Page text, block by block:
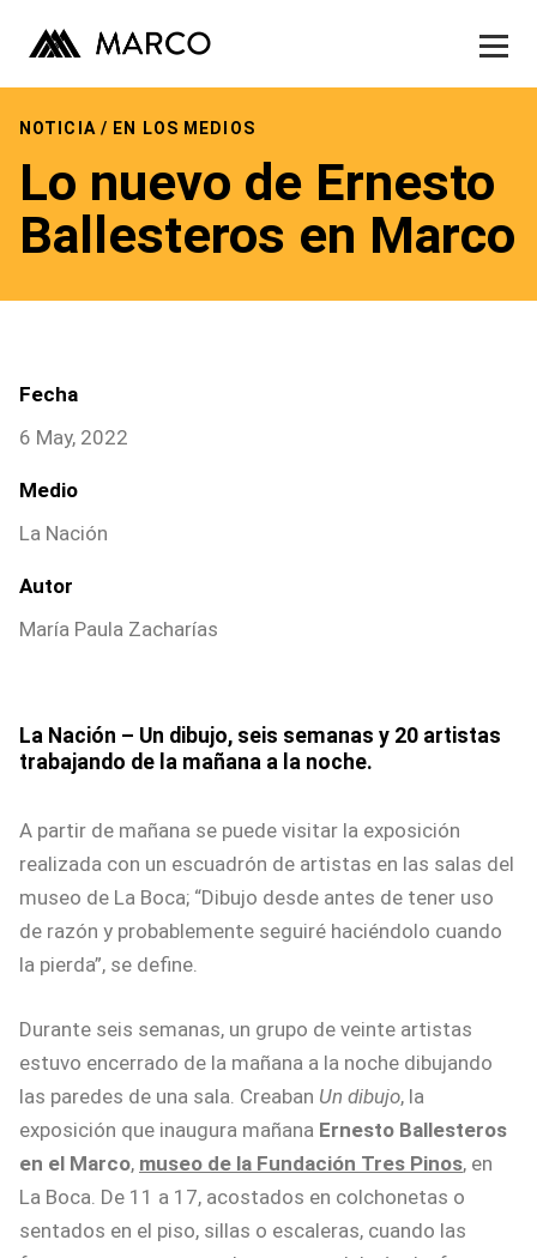
Skip
Museo
Actividades
Publicaciones
Contacto
NOTICIA / EN LOS MEDIOS
Lo nuevo de Ernesto
Ballesteros en Marco
Fecha
6 May, 2022
Medio
La Nación
Autor
María Paula Zacharías
La Nación – Un dibujo, seis semanas y 20 artistas
trabajando de la mañana a la noche.
A partir de mañana se puede visitar la exposición
realizada con un escuadrón de artistas en las salas del
museo de La Boca; “Dibujo desde antes de tener uso
de razón y probablemente seguiré haciéndolo cuando
la pierda”, se define.
Durante seis semanas, un grupo de veinte artistas
estuvo encerrado de la mañana a la noche dibujando
las paredes de una sala. Creaban Un dibujo, la
exposición que inaugura mañana Ernesto Ballesteros
en el Marco, museo de la Fundación Tres Pinos, en
La Boca. De 11 a 17, acostados en colchonetas o
sentados en el piso, sillas o escaleras, cuando las